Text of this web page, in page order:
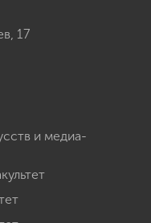
17
и медиа-